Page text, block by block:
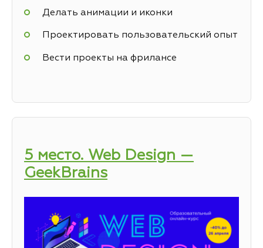
Делать анимации и иконки
Проектировать пользовательский опыт
Вести проекты на фрилансе
5 место. Web Design —
GeekBrains